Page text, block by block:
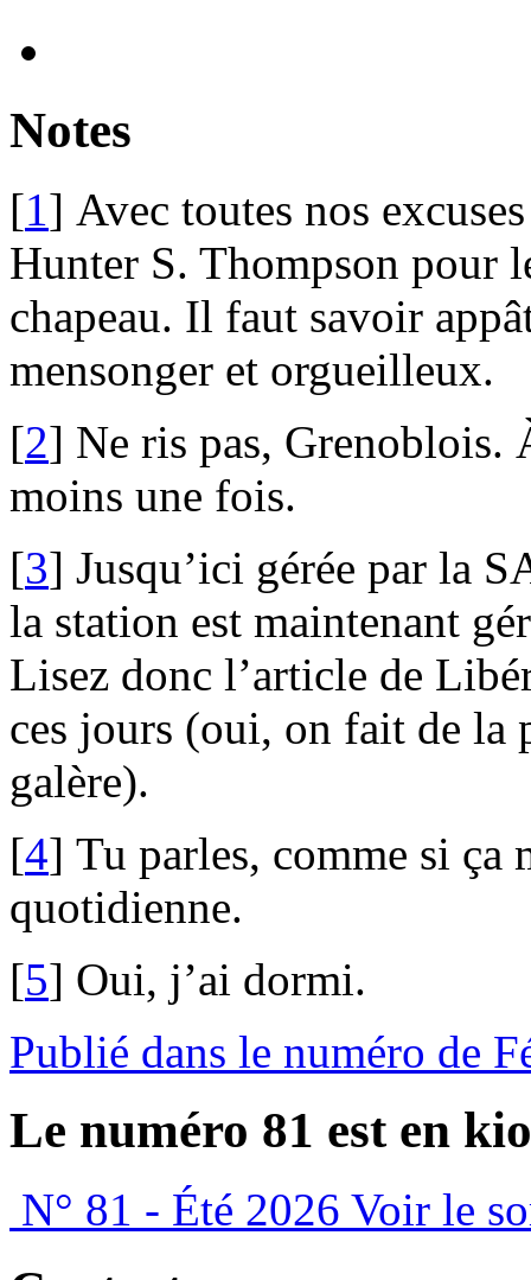
Notes
[1 ] Avec toutes nos
Hunter S. Thompson pour
chapeau. Il faut savoir
mensonger et orgueilleux.
[2] Ne ris pas, Grenoblois.
moins une fois.
[3] Jusqu’ici gérée par la
la station est maintenant
Lisez donc l’article de
ces jours (oui, on fait de
galère).
[4] Tu parles, comme si ça
quotidienne.
[5] Oui, j’ai dormi.
Publié dans le numéro de
Le numéro 81 est en
N° 81 - Été 2026 Voir le